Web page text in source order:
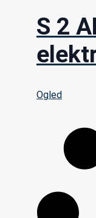
S 2
Ogled